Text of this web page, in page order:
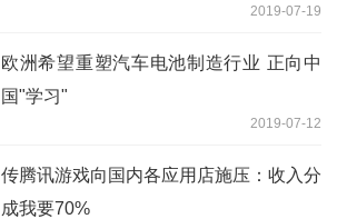
2019-07-19
欧洲希望重塑汽车电池制造行业 正向中
国"学习"
2019-07-12
传腾讯游戏向国内各应用店施压：收入分
成我要70%